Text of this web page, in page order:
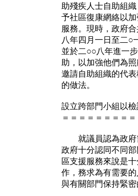
助殘疾人士自助組
予社區復康網絡以
服務。現時，政府
八年四月一日至二○
並於二○○八年進一
助，以加強他們為
邀請自助組織的代
的做法。
設立跨部門小組以
＝＝＝＝＝＝＝＝
就議員認為政府
政府十分認同不同
區支援服務來說是
作，務求為有需要
與有關部門保持緊